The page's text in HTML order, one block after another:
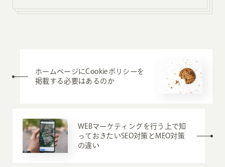
ホームページにCookieポリシーを
掲載する必要はあるのか
WEBマーケティングを行う上で知
っておきたいSEO対策とMEO対策
の違い